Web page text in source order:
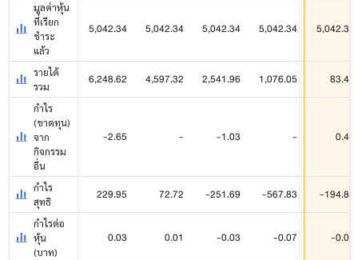
มูลค่าหุ้น
ที่เรียก
ชำระ
แล้ว
5,042.34 5,042.34 5,042.34 5,042.34 5,042.34
รายได้
รวม
6,248.62 4,597.32 2,541.96 1,076.05 83.45
กำไร
(ขาดทุน)
จาก
กิจกรรม
อื่น
-2.65 - -1.03 - 0.47
กำไร
สุทธิ
229.95 72.72 -251.69 -567.83 -194.84
กำไรต่อ
หุ้น
(บาท)
0.03 0.01 -0.03 -0.07 -0.02